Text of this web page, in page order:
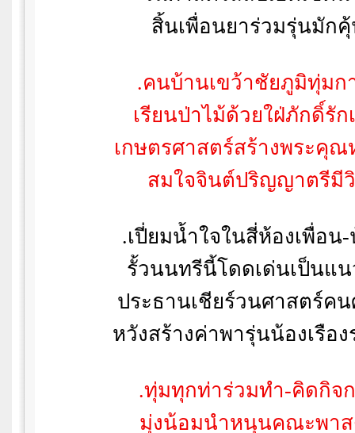
สิ้นเพื่อนยาร่วมรุ่นมัก
.คนบ้านเขว้าชัยภูมิทุ่มก
เรียนป่าไม้ด้วยใฝ่ภักดิ์รัก
เกษตรศาสตร์สร้างพระคุ
สมใจจินต์ปริญญาตรีมี
.เปี่ยมน้ำใจในสี่ห้องเพื่อน
รั้วนนทรีนี้โดดเด่นเป็นแ
ประธานเชียร์วนศาสตร์ค
หวังสร้างค่าพารุ่นน้องเรือง
.ทุ่มทุกท่าร่วมทำ-คิดกิจ
มุ่งน้อมนำหนุนคณะพา